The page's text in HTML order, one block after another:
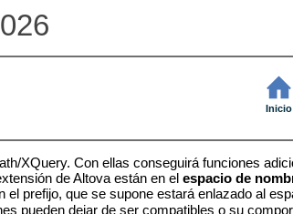
Inicio
XQuery. Con ellas conseguirá funciones
de Altova están en el espacio de
el prefijo, que se supone estará enlazado al
pueden dejar de ser compatibles o su